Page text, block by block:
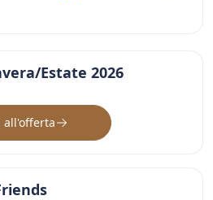
Estate 2026
all'offerta